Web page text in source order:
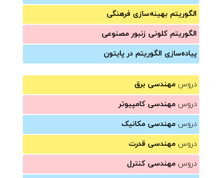
الگوریتم بهینه‌سازی فرهنگی
الگوریتم کلونی زنبور مصنوعی
پیاده‌سازی الگوریتم در پایتون
دروس مهندسی برق
دروس مهندسی کامپیوتر
دروس مهندسی مکانیک
دروس مهندسی قدرت
دروس مهندسی کنترل